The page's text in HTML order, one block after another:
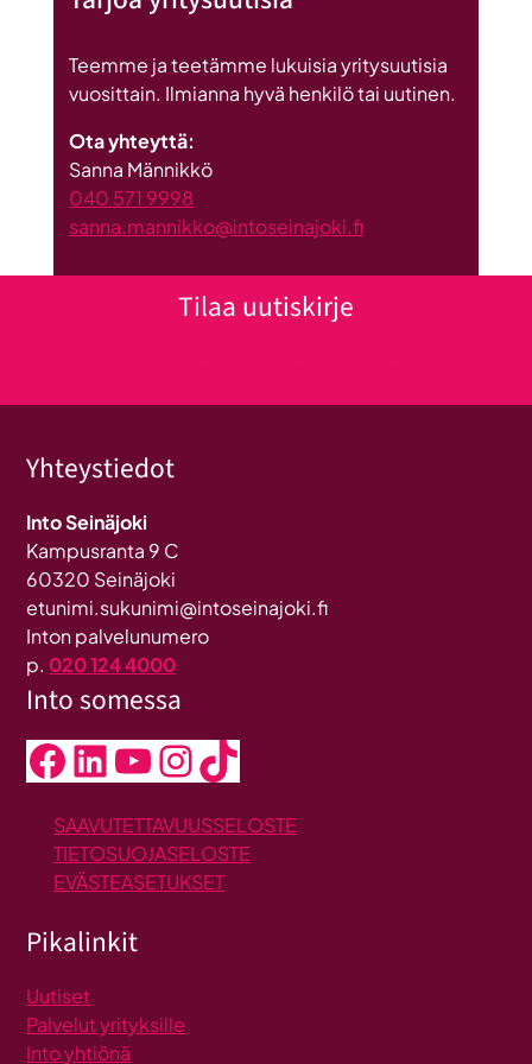
Teemme ja teetämme lukuisia yritysuutisia
vuosittain. Ilmianna hyvä henkilö tai uutinen.
Ota yhteyttä:
Sanna Männikkö
040 571 9998
sanna.mannikko@intoseinajoki.fi
Tilaa uutiskirje
Yhteystiedot
Into Seinäjoki
Kampusranta 9 C
60320 Seinäjoki
etunimi.sukunimi@intoseinajoki.fi
Inton palvelunumero
p. 020 124 4000
Into somessa
Facebook LinkedIn YouTube InstagramTikTok
SAAVUTETTAVUUSSELOSTE
TIETOSUOJASELOSTE
EVÄSTEASETUKSET
Pikalinkit
Uutiset
Palvelut yrityksille
Into yhtiönä